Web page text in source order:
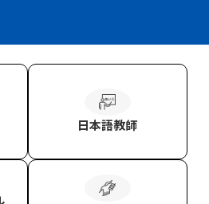
日本語教師